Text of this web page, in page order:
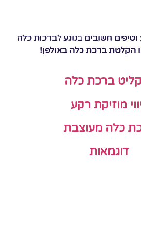
וטיפים חשובים בנוגע לברכות כלה
הקלטת ברכת כלה באולפן!
ברכת כלה
מוזיקת רקע
כלה מעוצבת
דוגמאות